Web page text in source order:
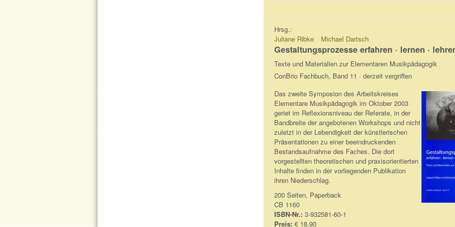
Hrsg.:
Juliane Ribke
Michael Dartsch
Gestaltungsprozesse erfahren · lernen ·
Texte und Materialien zur Elementaren Musikpädagogik
ConBrio Fachbuch, Band 11 · derzeit vergriffen
Das zweite Symposion des Arbeitskreises
Elementare Musikpädagogik im Oktober 2003
geriet im Reflexionsniveau der Referate, in der
Bandbreite der angebotenen Workshops und nicht
zuletzt in der Lebendigkeit der künstlerischen
Präsentationen zu einer beeindruckenden
Bestandsaufnahme des Faches. Die dort
vorgestellten theoretischen und praxisorientierten
Inhalte finden in der vorliegenden Publikation
ihren Niederschlag.
200 Seiten, Paperback
CB 1160
ISBN-Nr.: 3-932581-60-1
Preis: € 18,90